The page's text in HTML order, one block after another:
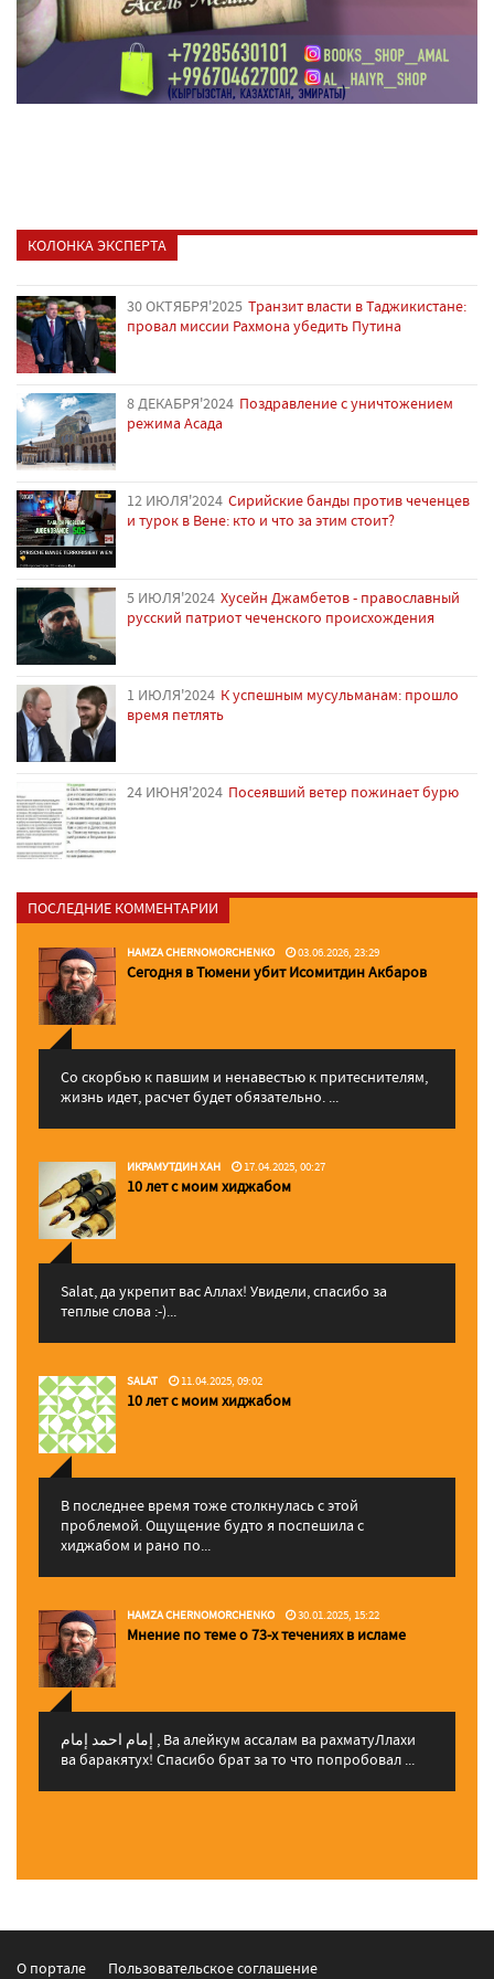
КОЛОНКА ЭКСПЕРТА
30 ОКТЯБРЯ'2025 Транзит власти в Таджикистане:
провал миссии Рахмона убедить Путина
8 ДЕКАБРЯ'2024 Поздравление с уничтожением
режима Асада
12 ИЮЛЯ'2024 Сирийские банды против чеченцев
и турок в Вене: кто и что за этим стоит?
5 ИЮЛЯ'2024 Хусейн Джамбетов - православный
русский патриот чеченского происхождения
1 ИЮЛЯ'2024 К успешным мусульманам: прошло
время петлять
24 ИЮНЯ'2024 Посеявший ветер пожинает бурю
ПОСЛЕДНИЕ КОММЕНТАРИИ
HAMZA CHERNOMORCHENKO 03.06.2026, 23:29
Сегодня в Тюмени убит Исомитдин Акбаров
Со скорбью к павшим и ненавестью к притеснителям,
жизнь идет, расчет будет обязательно. ...
ИКРАМУТДИН ХАН 17.04.2025, 00:27
10 лет с моим хиджабом
Salat, да укрепит вас Аллаx! Увидели, спасибо за
теплые слова :-)...
SALAT 11.04.2025, 09:02
10 лет с моим хиджабом
В последнее время тоже столкнулась с этой
проблемой. Ощущение будто я поспешила с
хиджабом и рано по...
HAMZA CHERNOMORCHENKO 30.01.2025, 15:22
Мнение по теме о 73-х течениях в исламе
إمام احمد إمام , Ва алейкум ассалам ва рахматуЛлахи
ва баракятух! Спасибо брат за то что попробовал ...
О портале Пользовательское соглашение